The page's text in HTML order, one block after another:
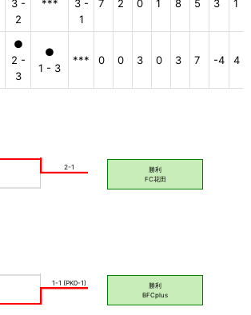
3 -
2
***
3 -
1
7 2 0 1 8 5 3 1
●
2 -
3
●
1 - 3
*** 0 0 3 0 3 7 -4 4